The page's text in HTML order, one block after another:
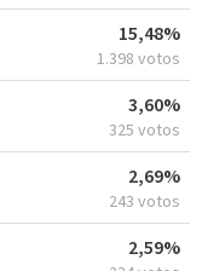
15,48%
1.398 votos
3,60%
325 votos
2,69%
243 votos
2,59%